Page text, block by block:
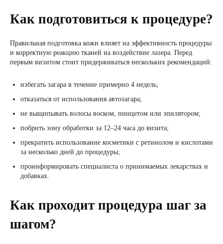
Как подготовиться к процедуре?
Правильная подготовка кожи влияет на эффективность процедуры
и корректную реакцию тканей на воздействие лазера. Перед
первым визитом стоит придерживаться нескольких рекомендаций:
избегать загара в течение примерно 4 недель;
отказаться от использования автозагара;
не выщипывать волосы воском, пинцетом или эпилятором;
побрить зону обработки за 12–24 часа до визита;
прекратить использование косметики с ретинолом и кислотами
за несколько дней до процедуры;
проинформировать специалиста о принимаемых лекарствах и
добавках.
Как проходит процедура шаг за
шагом?